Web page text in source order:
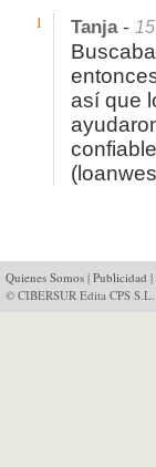
1 Tanja-
así que
Quienes Somos | Publicidad |
© CIBERSUR Edita CPS